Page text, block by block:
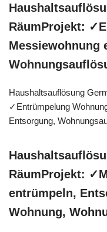
RäumProjekt:
Messiewohnung
Haushaltsauflösung
✓Entrümpelung
Entsorgung,
RäumProjekt:
entrümpeln,
Wohnung,